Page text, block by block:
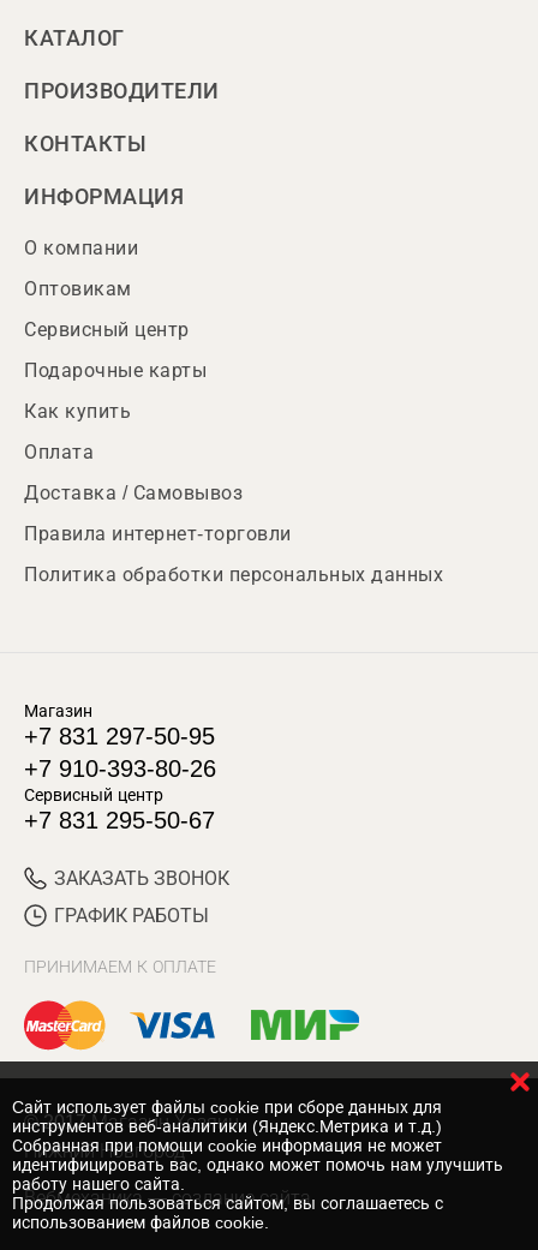
КАТАЛОГ
ПРОИЗВОДИТЕЛИ
КОНТАКТЫ
ИНФОРМАЦИЯ
О компании
Оптовикам
Сервисный центр
Подарочные карты
Как купить
Оплата
Доставка / Самовывоз
Правила интернет-торговли
Политика обработки персональных данных
Магазин
+7 831 297-50-95
+7 910-393-80-26
Сервисный центр
+7 831 295-50-67
ЗАКАЗАТЬ ЗВОНОК
ГРАФИК РАБОТЫ
ПРИНИМАЕМ К ОПЛАТЕ
© 2017 Магазин Хозяин
Нижний Новгород
Вебмеханика — создание сайта
Cайт использует файлы cookie при сборе данных для
инструментов веб-аналитики (Яндекс.Метрика и т.д.)
Собранная при помощи cookie информация не может
идентифицировать вас, однако может помочь нам улучшить
работу нашего сайта.
Продолжая пользоваться сайтом, вы соглашаетесь с
использованием файлов cookie.